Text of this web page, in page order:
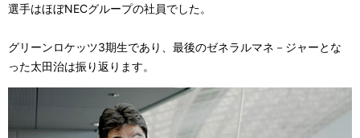
y
V
選手はほぼNECグループの社員でした。
グリーンロケッツ3期生であり、最後のゼネラルマネ－ジャーとな
った太田治は振り返ります。